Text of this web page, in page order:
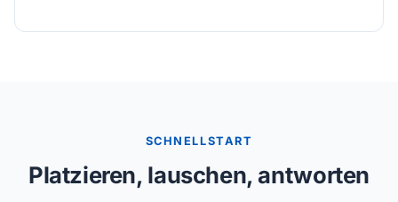
SCHNELLSTART
Platzieren, lauschen, antworten